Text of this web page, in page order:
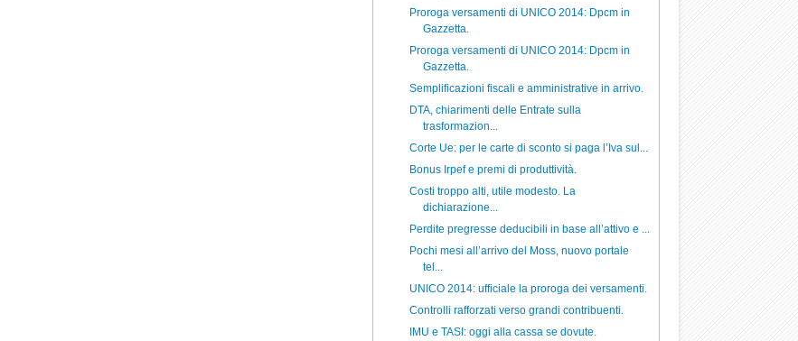
Proroga versamenti di UNICO 2014: Dpcm in
Gazzetta.
Proroga versamenti di UNICO 2014: Dpcm in
Gazzetta.
Semplificazioni fiscali e amministrative in arrivo.
DTA, chiarimenti delle Entrate sulla
trasformazion...
Corte Ue: per le carte di sconto si paga l’Iva sul...
Bonus Irpef e premi di produttività.
Costi troppo alti, utile modesto. La
dichiarazione...
Perdite pregresse deducibili in base all’attivo e ...
Pochi mesi all’arrivo del Moss, nuovo portale
tel...
UNICO 2014: ufficiale la proroga dei versamenti.
Controlli rafforzati verso grandi contribuenti.
IMU e TASI: oggi alla cassa se dovute.